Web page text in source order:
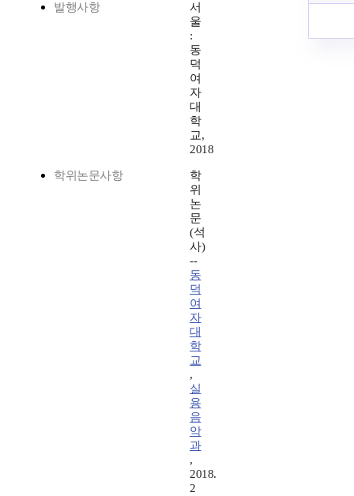
발행사항
서
울
:
동
덕
여
자
대
학
교,
2018
학위논문사항
학
위
논
문
(석
사)
--
동
덕
여
자
대
학
교
,
실
용
음
악
과
,
2018.
2